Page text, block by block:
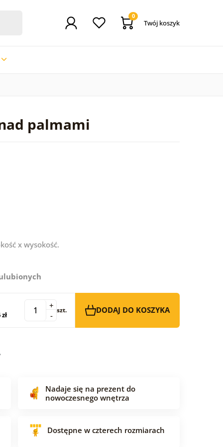
0
Twój koszyk
palmami
x wysokość.
-
+ szt. DODAJ DO KOSZYKA
Nadaje się na prezent do
nowoczesnego wnętrza
Dostępne w czterech rozmiarach